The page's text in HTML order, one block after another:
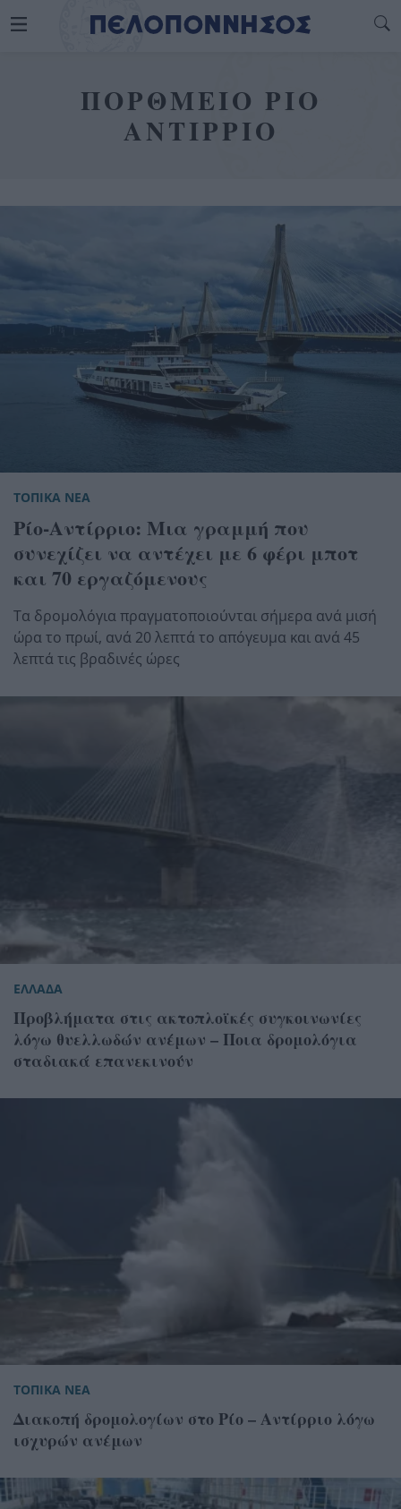
ΠΟΡΘΜΕΙΟ ΡΙΟ
ΑΝΤΙΡΡΙΟ
ΤΟΠΙΚΑ ΝΕΑ
Ρίο-Αντίρριο: Μια γραμμή που
συνεχίζει να αντέχει με 6 φέρι μποτ
και 70 εργαζόμενους
Τα δρομολόγια πραγματοποιούνται σήμερα ανά μισή
ώρα το πρωί, ανά 20 λεπτά το απόγευμα και ανά 45
λεπτά τις βραδινές ώρες
ΕΛΛΑΔΑ
Προβλήματα στις ακτοπλοϊκές συγκοινωνίες
λόγω θυελλωδών ανέμων – Ποια δρομολόγια
σταδιακά επανεκινούν
ΤΟΠΙΚΑ ΝΕΑ
Διακοπή δρομολογίων στο Ρίο – Αντίρριο λόγω
ισχυρών ανέμων